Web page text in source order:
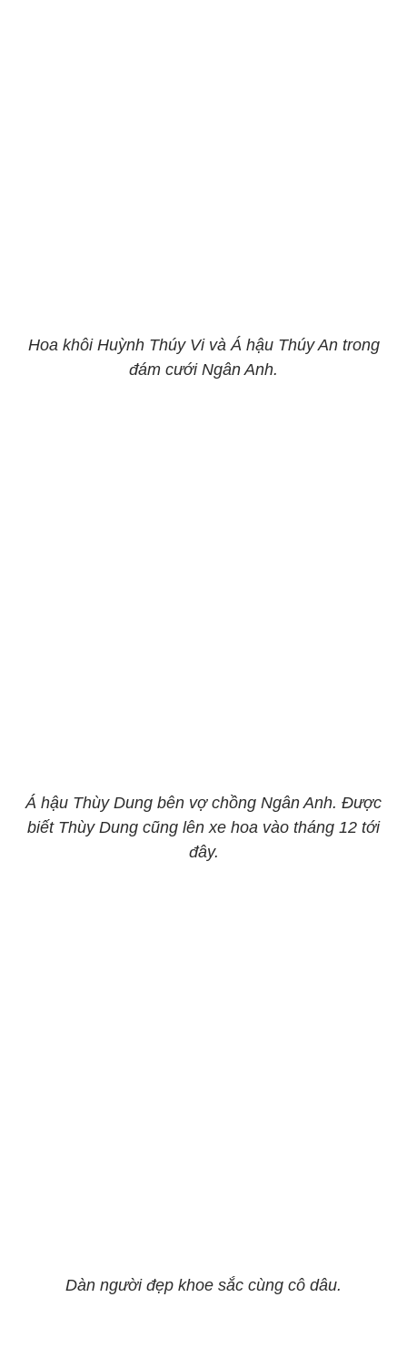
Hoa khôi Huỳnh Thúy Vi và Á hậu Thúy An trong
đám cưới Ngân Anh.
Á hậu Thùy Dung bên vợ chồng Ngân Anh. Được
biết Thùy Dung cũng lên xe hoa vào tháng 12 tới
đây.
Dàn người đẹp khoe sắc cùng cô dâu.